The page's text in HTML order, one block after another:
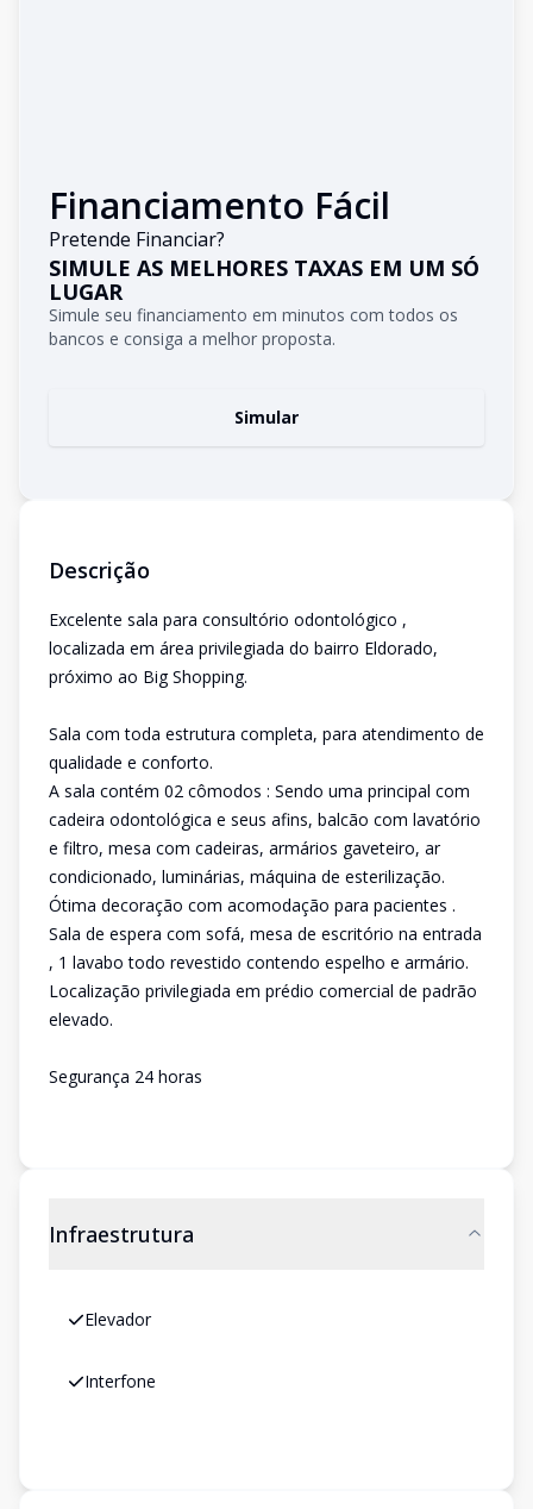
Financiamento Fácil
Pretende Financiar?
SIMULE AS MELHORES TAXAS EM UM SÓ
LUGAR
Simule seu financiamento em minutos com todos os
bancos e consiga a melhor proposta.
Simular
Descrição
Excelente sala para consultório odontológico ,
localizada em área privilegiada do bairro Eldorado,
próximo ao Big Shopping.
Sala com toda estrutura completa, para atendimento de
qualidade e conforto.
A sala contém 02 cômodos : Sendo uma principal com
cadeira odontológica e seus afins, balcão com lavatório
e filtro, mesa com cadeiras, armários gaveteiro, ar
condicionado, luminárias, máquina de esterilização.
Ótima decoração com acomodação para pacientes .
Sala de espera com sofá, mesa de escritório na entrada
, 1 lavabo todo revestido contendo espelho e armário.
Localização privilegiada em prédio comercial de padrão
elevado.
Segurança 24 horas
Infraestrutura
Elevador
Interfone